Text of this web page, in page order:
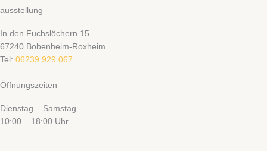
ausstellung
In den Fuchslöchern 15
67240 Bobenheim-Roxheim
Tel: 06239 929 067
Öffnungszeiten
Dienstag – Samstag
10:00 – 18:00 Uhr